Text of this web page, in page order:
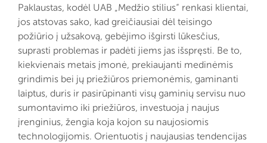
Paklaustas, kodėl UAB „Medžio stilius“ renkasi klientai,
jos atstovas sako, kad greičiausiai dėl teisingo
požiūrio į užsakovą, gebėjimo išgirsti lūkesčius,
suprasti problemas ir padėti jiems jas išspręsti. Be to,
kiekvienais metais įmonė, prekiaujanti medinėmis
grindimis bei jų priežiūros priemonėmis, gaminanti
laiptus, duris ir pasirūpinanti visų gaminių servisu nuo
sumontavimo iki priežiūros, investuoja į naujus
įrenginius, žengia koja kojon su naujosiomis
technologijomis. Orientuotis į naujausias tendencijas